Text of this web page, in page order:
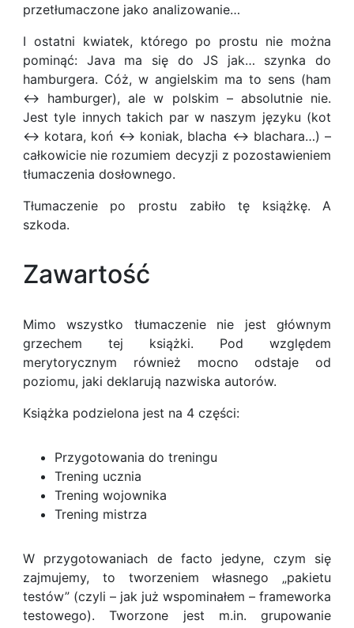
przetłumaczone jako analizowanie…
I ostatni kwiatek, którego po prostu nie można
pominąć: Java ma się do JS jak… szynka do
hamburgera. Cóż, w angielskim ma to sens (ham
↔ hamburger), ale w polskim – absolutnie nie.
Jest tyle innych takich par w naszym języku (kot
↔ kotara, koń ↔ koniak, blacha ↔ blachara…) –
całkowicie nie rozumiem decyzji z pozostawieniem
tłumaczenia dosłownego.
Tłumaczenie po prostu zabiło tę książkę. A
szkoda.
Zawartość
Mimo wszystko tłumaczenie nie jest głównym
grzechem tej książki. Pod względem
merytorycznym również mocno odstaje od
poziomu, jaki deklarują nazwiska autorów.
Książka podzielona jest na 4 części:
Przygotowania do treningu
Trening ucznia
Trening wojownika
Trening mistrza
W przygotowaniach de facto jedyne, czym się
zajmujemy, to tworzeniem własnego „pakietu
testów” (czyli – jak już wspominałem – frameworka
testowego). Tworzone jest m.in. grupowanie